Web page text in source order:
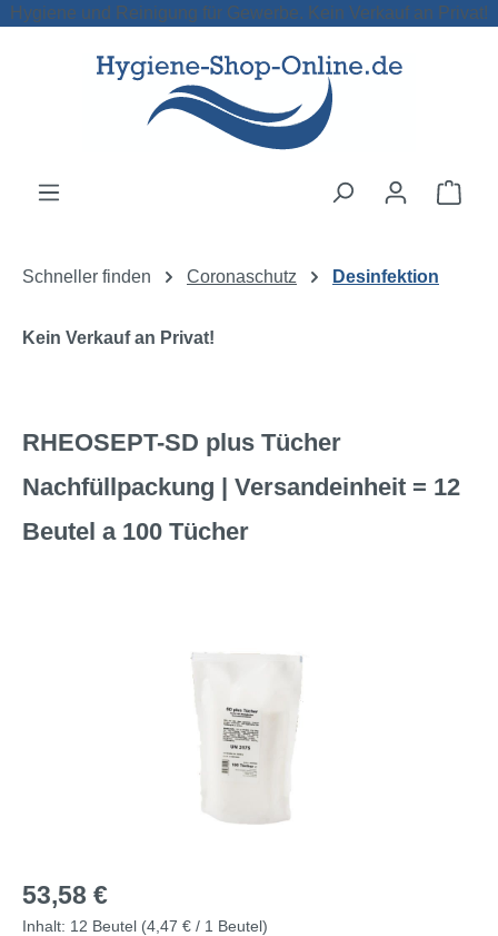
Zum Hauptinhalt springen
Hygiene und Reinigung für Gewerbe. Kein Verkauf an Privat!
Schneller finden Coronaschutz Desinfektion
Kein Verkauf an Privat!
RHEOSEPT-SD plus Tücher
Nachfüllpackung | Versandeinheit = 12
Beutel a 100 Tücher
Regulärer Preis:
53,58 €
Inhalt: 12 Beutel (4,47 € / 1 Beutel)